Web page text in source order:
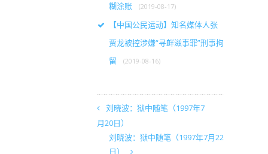
糊涂账
(2019-08-17)
【中国公民运动】知名媒体人张
贾龙被控涉嫌“寻衅滋事罪”刑事拘
留
(2019-08-16)
刘晓波：狱中随笔（1997年7
月20日）
刘晓波：狱中随笔（1997年7月22
日）